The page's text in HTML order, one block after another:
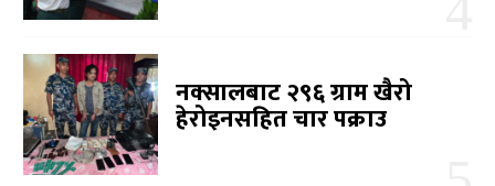
नक्सालबाट २९६ ग्राम खैरो
हेरोइनसहित चार पक्राउ